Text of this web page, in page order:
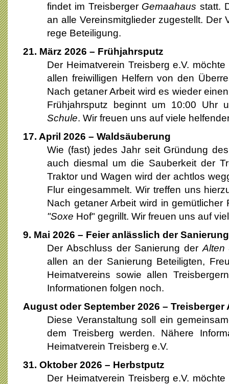
findet im Treisberger Gemaahaus statt.
an alle Vereinsmitglieder zugestellt. Der
rege Beteiligung.
21. März 2026 – Frühjahrsputz
Der Heimatverein Treisberg e.V.
allen freiwilligen Helfern von den
Nach getaner Arbeit wird es wieder
Frühjahrsputz beginnt um 10:00 Uhr
Schule. Wir freuen uns auf viele
17. April 2026 – Waldsäuberung
Wie (fast) jedes Jahr seit Gründung
auch diesmal um die Sauberkeit der
Traktor und Wagen wird der achtlos
Flur eingesammelt. Wir treffen uns
Nach getaner Arbeit wird in gemütlicher
"Soxe Hof" gegrillt. Wir freuen uns auf
9. Mai 2026 – Feier anlässlich der
Der Abschluss der Sanierung der Alten
allen an der Sanierung Beteiligten,
Heimatvereins sowie allen
Informationen folgen noch.
August oder September 2026 – Treisberger
Diese Veranstaltung soll ein
dem Treisberg werden. Nähere
Heimatverein Treisberg e.V.
31. Oktober 2026 – Herbstputz
Der Heimatverein Treisberg e.V.